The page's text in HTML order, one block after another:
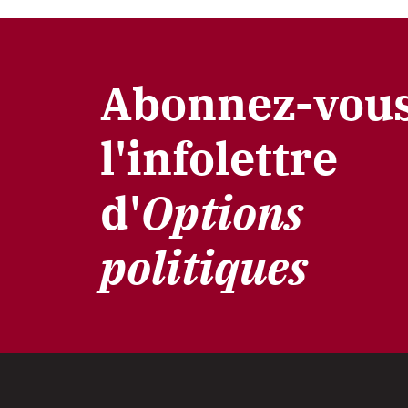
Abonnez-
l'infolettre
d'Options
politiques